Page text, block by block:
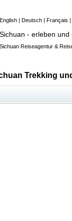
English| Deutsch| Français |
Sichuan - erleben und
Sichuan Reiseagentur &
Trekking